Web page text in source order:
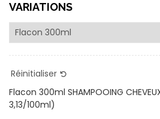
VARIATIONS
Réinitialiser
Flacon 300ml SHAMPOOING CHEVEUX
3,13/100ml)